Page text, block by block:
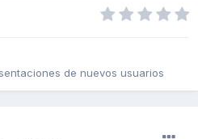
de nuevos usuarios